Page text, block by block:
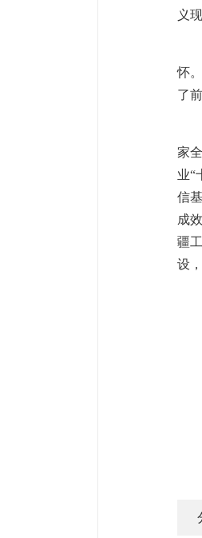
义
怀
了
家
业“
信
成
疆
设